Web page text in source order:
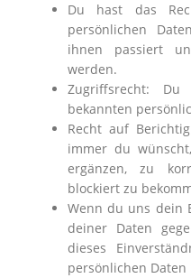
Du hast das
persönlichen
ihnen passiert
werden.
Zugriffsrecht:
bekannten
Recht auf
immer du
ergänzen, zu
blockiert zu
Wenn du uns dein
deiner Daten
dieses
persönlichen Daten